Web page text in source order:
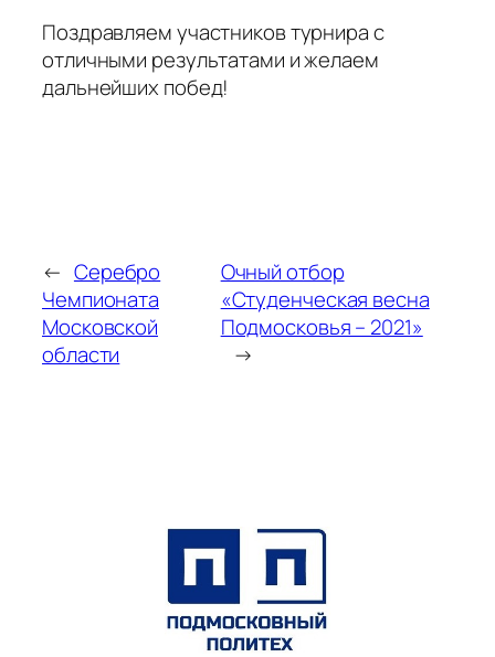
Поздравляем участников турнира с
отличными результатами и желаем
дальнейших побед!
← Серебро
Чемпионата
Московской
области
Очный отбор
«Студенческая весна
Подмосковья – 2021»
→